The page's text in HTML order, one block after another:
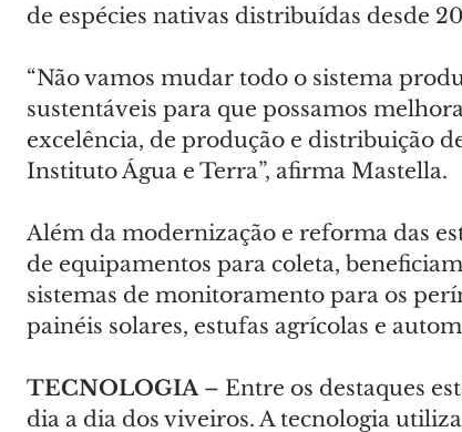
de espécies nativas distribuídas desde
“Não vamos mudar todo o sistema
sustentáveis para que possamos
excelência, de produção e distribuição
Instituto Água e Terra”, afirma Mastella.
Além da modernização e reforma das
de equipamentos para coleta,
sistemas de monitoramento para os
painéis solares, estufas agrícolas e
TECNOLOGIA – Entre os destaques
dia a dia dos viveiros. A tecnologia